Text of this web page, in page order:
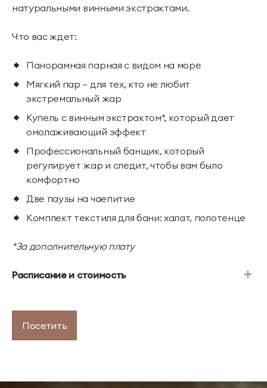
88005505271
СВЯЗАТЬСЯ В МЕССЕНДЖЕРЕ
натуральными винными экстрактами.
Что вас ждет:
Панорамная парная с видом на море
Мягкий пар — для тех, кто не любит
экстремальный жар
Купель с винным экстрактом*, который дает
омолаживающий эффект
Профессиональный банщик, который
регулирует жар и следит, чтобы вам было
комфортно
Две паузы на чаепитие
Комплект текстиля для бани: халат, полотенце
*За дополнительную плату
Расписание и стоимость
Посетить